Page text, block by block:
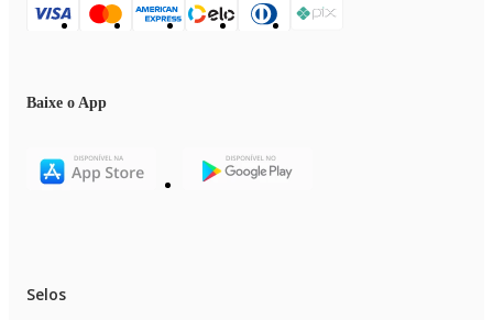
Baixe o App
Selos